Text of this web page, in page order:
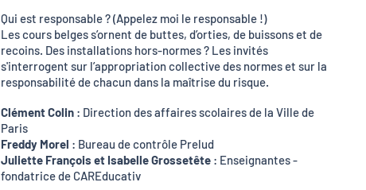
Qui est responsable ? (Appelez moi le responsable !)
Les cours belges s’ornent de buttes, d’orties, de buissons et de
recoins. Des installations hors-normes ? Les invités
s'interrogent sur l’appropriation collective des normes et sur la
responsabilité de chacun dans la maîtrise du risque.
Clément Colin : Direction des affaires scolaires de la Ville de
Paris
Freddy Morel : Bureau de contrôle Prelud
Juliette François et Isabelle Grossetête : Enseignantes -
fondatrice de CAREducativ